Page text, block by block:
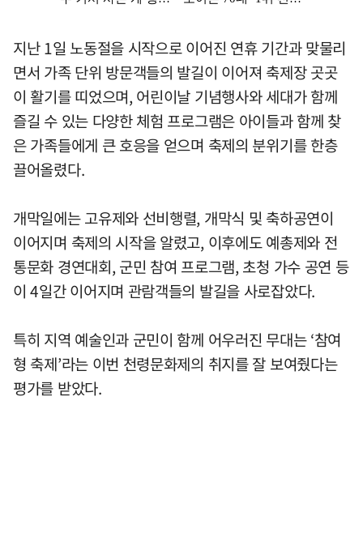
지난 1일 노동절을 시작으로 이어진 연휴 기간과 맞물리
면서 가족 단위 방문객들의 발길이 이어져 축제장 곳곳
이 활기를 띠었으며, 어린이날 기념행사와 세대가 함께
즐길 수 있는 다양한 체험 프로그램은 아이들과 함께 찾
은 가족들에게 큰 호응을 얻으며 축제의 분위기를 한층
끌어올렸다.
개막일에는 고유제와 선비행렬, 개막식 및 축하공연이
이어지며 축제의 시작을 알렸고, 이후에도 예총제와 전
통문화 경연대회, 군민 참여 프로그램, 초청 가수 공연 등
이 4일간 이어지며 관람객들의 발길을 사로잡았다.
특히 지역 예술인과 군민이 함께 어우러진 무대는 ‘참여
형 축제’라는 이번 천령문화제의 취지를 잘 보여줬다는
평가를 받았다.